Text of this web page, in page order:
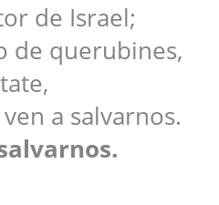
de Israel;
de querubines,
a salvarnos.